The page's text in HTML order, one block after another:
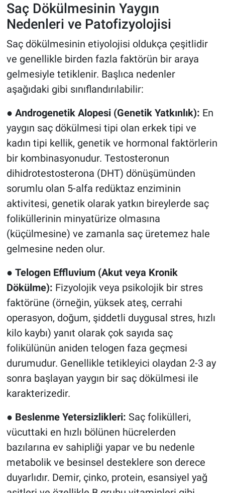
Saç Dökülmesinin Yaygın
Nedenleri ve Patofizyolojisi
Saç dökülmesinin etiyolojisi oldukça çeşitlidir
ve genellikle birden fazla faktörün bir araya
gelmesiyle tetiklenir. Başlıca nedenler
aşağıdaki gibi sınıflandırılabilir:
● Androgenetik Alopesi (Genetik Yatkınlık): En
yaygın saç dökülmesi tipi olan erkek tipi ve
kadın tipi kellik, genetik ve hormonal faktörlerin
bir kombinasyonudur. Testosteronun
dihidrotestosterona (DHT) dönüşümünden
sorumlu olan 5-alfa redüktaz enziminin
aktivitesi, genetik olarak yatkın bireylerde saç
foliküllerinin minyatürize olmasına
(küçülmesine) ve zamanla saç üretemez hale
gelmesine neden olur.
● Telogen Effluvium (Akut veya Kronik
Dökülme): Fizyolojik veya psikolojik bir stres
faktörüne (örneğin, yüksek ateş, cerrahi
operasyon, doğum, şiddetli duygusal stres, hızlı
kilo kaybı) yanıt olarak çok sayıda saç
folikülünün aniden telogen faza geçmesi
durumudur. Genellikle tetikleyici olaydan 2-3 ay
sonra başlayan yaygın bir saç dökülmesi ile
karakterizedir.
● Beslenme Yetersizlikleri: Saç folikülleri,
vücuttaki en hızlı bölünen hücrelerden
bazılarına ev sahipliği yapar ve bu nedenle
metabolik ve besinsel desteklere son derece
duyarlıdır. Demir, çinko, protein, esansiyel yağ